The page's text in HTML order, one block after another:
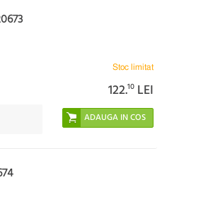
Stoc limitat
122.10 LEI